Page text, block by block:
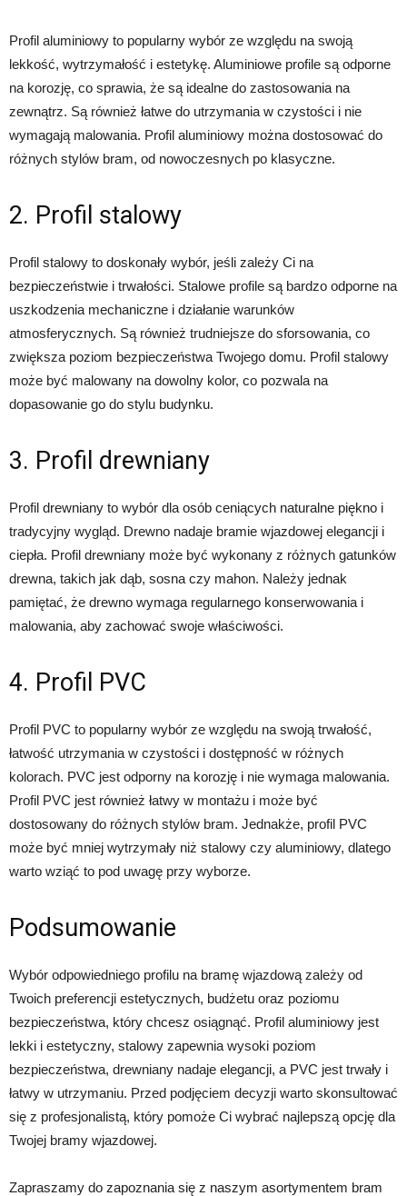
Profil aluminiowy to popularny wybór ze względu na swoją
lekkość, wytrzymałość i estetykę. Aluminiowe profile są odporne
na korozję, co sprawia, że są idealne do zastosowania na
zewnątrz. Są również łatwe do utrzymania w czystości i nie
wymagają malowania. Profil aluminiowy można dostosować do
różnych stylów bram, od nowoczesnych po klasyczne.
2. Profil stalowy
Profil stalowy to doskonały wybór, jeśli zależy Ci na
bezpieczeństwie i trwałości. Stalowe profile są bardzo odporne na
uszkodzenia mechaniczne i działanie warunków
atmosferycznych. Są również trudniejsze do sforsowania, co
zwiększa poziom bezpieczeństwa Twojego domu. Profil stalowy
może być malowany na dowolny kolor, co pozwala na
dopasowanie go do stylu budynku.
3. Profil drewniany
Profil drewniany to wybór dla osób ceniących naturalne piękno i
tradycyjny wygląd. Drewno nadaje bramie wjazdowej elegancji i
ciepła. Profil drewniany może być wykonany z różnych gatunków
drewna, takich jak dąb, sosna czy mahon. Należy jednak
pamiętać, że drewno wymaga regularnego konserwowania i
malowania, aby zachować swoje właściwości.
4. Profil PVC
Profil PVC to popularny wybór ze względu na swoją trwałość,
łatwość utrzymania w czystości i dostępność w różnych
kolorach. PVC jest odporny na korozję i nie wymaga malowania.
Profil PVC jest również łatwy w montażu i może być
dostosowany do różnych stylów bram. Jednakże, profil PVC
może być mniej wytrzymały niż stalowy czy aluminiowy, dlatego
warto wziąć to pod uwagę przy wyborze.
Podsumowanie
Wybór odpowiedniego profilu na bramę wjazdową zależy od
Twoich preferencji estetycznych, budżetu oraz poziomu
bezpieczeństwa, który chcesz osiągnąć. Profil aluminiowy jest
lekki i estetyczny, stalowy zapewnia wysoki poziom
bezpieczeństwa, drewniany nadaje elegancji, a PVC jest trwały i
łatwy w utrzymaniu. Przed podjęciem decyzji warto skonsultować
się z profesjonalistą, który pomoże Ci wybrać najlepszą opcję dla
Twojej bramy wjazdowej.
Zapraszamy do zapoznania się z naszym asortymentem bram